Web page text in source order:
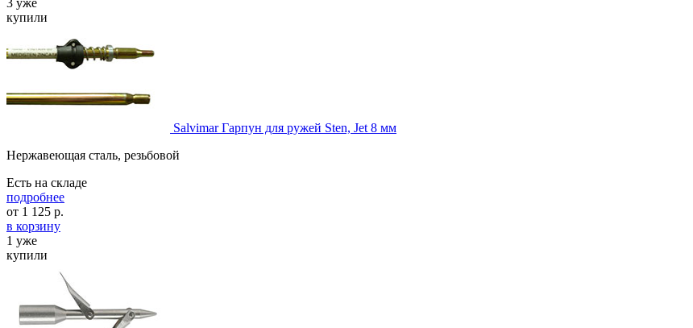
купили
Salvimar Гарпун для ружей Sten, Jet 8 мм
Нержавеющая сталь, резьбовой
Есть на складе
подробнее
от 1 125 р.
в корзину
1 уже
купили